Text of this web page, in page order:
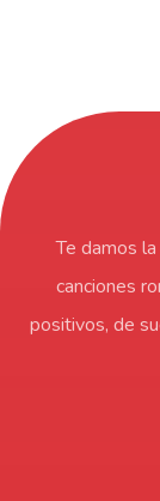
Te damos
canciones
positivos, de